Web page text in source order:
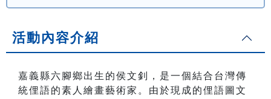
活動內容介紹
嘉義縣六腳鄉出生的侯文釗，是一個結合台灣傳
統俚語的素人繪畫藝術家。由於現成的俚語圖文